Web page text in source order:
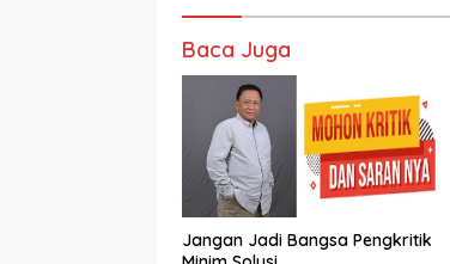
Baca Juga
Jangan Jadi Bangsa Pengkritik